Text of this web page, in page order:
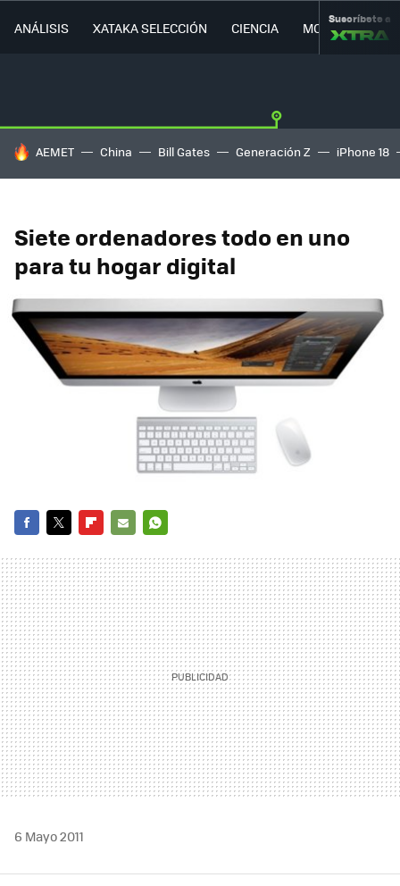
ANÁLISIS XATAKA SELECCIÓN CIENCIA MOVILIDAD
Suscríbete a
HOY SE HABLA DE
AEMET China Bill Gates Generación Z iPhone 18
Siete ordenadores todo en uno
para tu hogar digital
MAIL
6 Mayo 2011